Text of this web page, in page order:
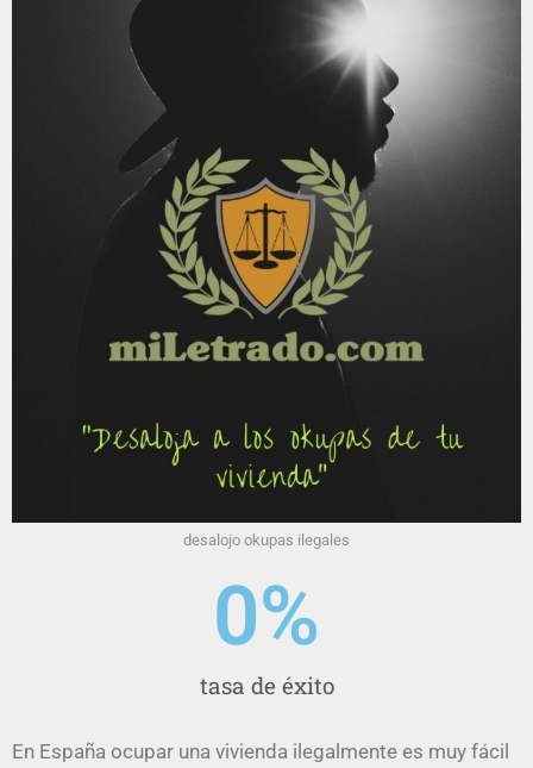
desalojo okupas ilegales
tasa de éxito
0%
En España ocupar una vivienda ilegalmente es muy fácil